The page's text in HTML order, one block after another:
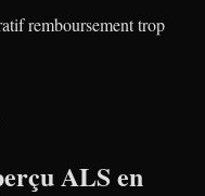
remboursement trop
ALS en